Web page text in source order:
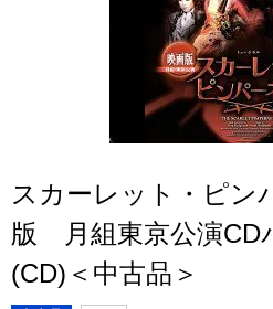
スカーレット・ピ
版 月組東京公演CD
(CD)＜中古品＞